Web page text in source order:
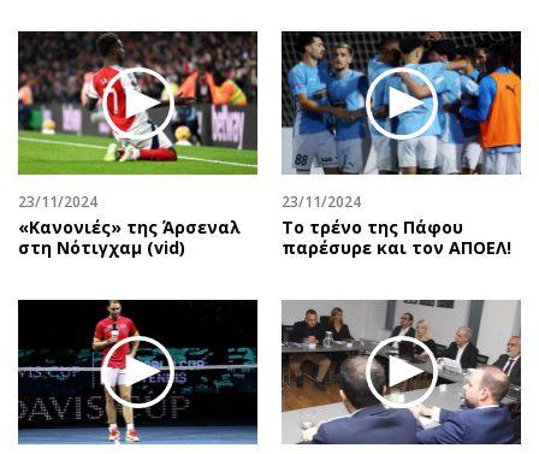
Οικονομία
Real Estate
Επιχειρήσεις
Αγορές
Money Review
AstroBank Properties
Ενέργεια
Ναυτιλία
Περιβάλλον
Ελλάδα
Κόσμος
Πολιτική
Οικονομία
Γενικά
Αναδρομές
Πρόσωπα
Περιβάλλον
Γυναίκα
Showbiz
Ταξίδια
Συνταγές
Έξοδος
23/11/2024
«Κανονιές» της Άρσεναλ
στη Νότιγχαμ (vid)
23/11/2024
Το τρένο της Πάφου
παρέσυρε και τον ΑΠΟΕΛ!